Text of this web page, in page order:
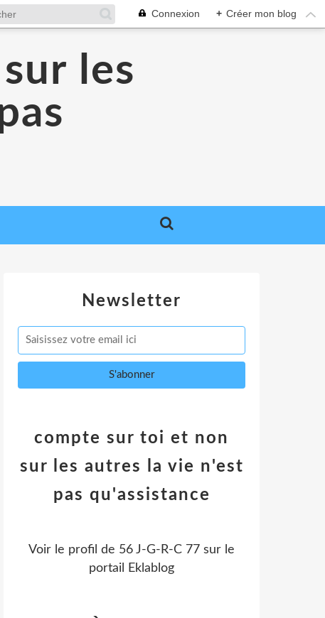
Connexion + Créer mon blog
les
Newsletter
compte sur toi et non
sur les autres la vie n'est
pas qu'assistance
Voir le profil de 56 J-G-R-C 77 sur le
portail Eklablog